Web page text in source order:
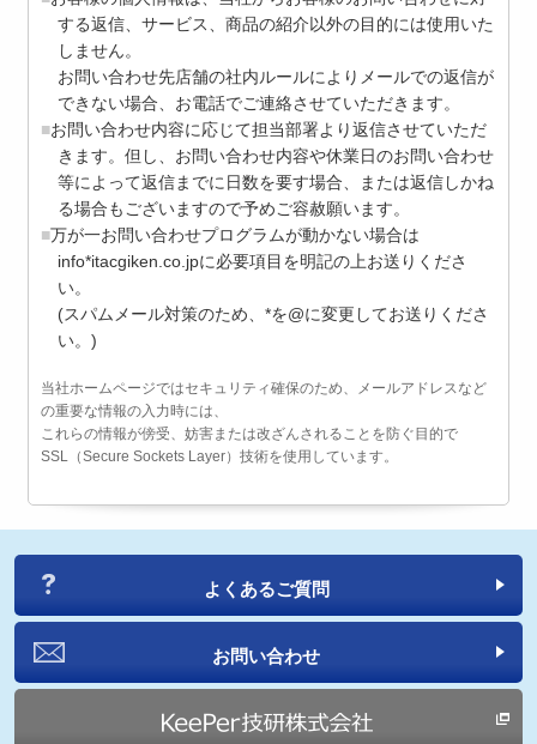
する返信、サービス、商品の紹介以外の目的には使用いた
しません。
お問い合わせ先店舗の社内ルールによりメールでの返信が
できない場合、お電話でご連絡させていただきます。
お問い合わせ内容に応じて担当部署より返信させていただ
きます。但し、お問い合わせ内容や休業日のお問い合わせ
等によって返信までに日数を要す場合、または返信しかね
る場合もございますので予めご容赦願います。
万が一お問い合わせプログラムが動かない場合は
info*itacgiken.co.jpに必要項目を明記の上お送りくださ
い。
(スパムメール対策のため、*を@に変更してお送りくださ
い。)
当社ホームページではセキュリティ確保のため、メールアドレスなど
の重要な情報の入力時には、
これらの情報が傍受、妨害または改ざんされることを防ぐ目的で
SSL（Secure Sockets Layer）技術を使用しています。
よくあるご質問
お問い合わせ